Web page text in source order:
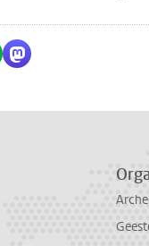
LinkedIn
via WhatsApp
Delen via Mastodon